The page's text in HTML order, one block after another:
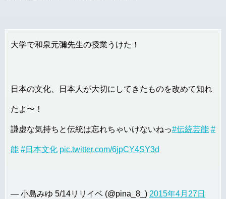
大学で和泉元彌先生の授業うけた！
日本の文化、日本人が大切にしてきたものを改めて知れ
たよ〜！
謙虚な気持ちと伝統は忘れちゃいけないねっ#伝統芸能 #
能 #日本文化 pic.twitter.com/6jpCY4SY3d
— 小島みゆ 5/14リリイベ (@pina_8_) 2015年4月27日